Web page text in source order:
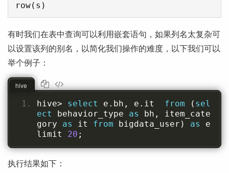
有时我们在表中查询可以利用嵌套语句，如果列名太复杂可
以设置该列的别名，以简化我们操作的难度，以下我们可以
举个例子：
hive> select e . bh , e . it from ( sel
ect
behavior_type as bh ,
item_cate
gory as it from bigdata_user ) as
e
limit 20 ;
hive
执行结果如下：